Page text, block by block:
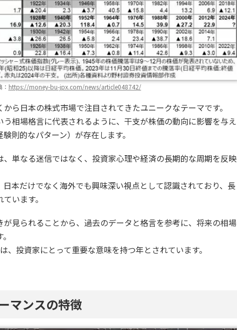
https://money-bu-jpx.com/news/article048742/
ら日本の株式市場で注目されてきたユニークなテーマです。
う相場格言に代表されるように、干支が株価の動向に影響を与え
則的なパターン）が存在します。
単なる迷信ではなく、投資家心理や経済の長期的な周期を反映
日本だけでなく海外でも興味深い視点として認識されており、長
います。
見られることから、過去のデータと格言を参考に、将来の相場
、投資家にとって重要な意味を持つ年とされています。
マンスの特徴